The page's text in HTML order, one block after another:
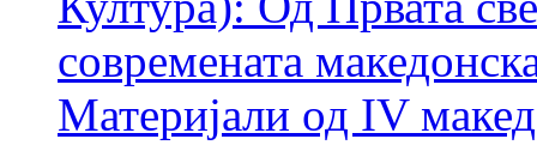
современата
Материjали од IV